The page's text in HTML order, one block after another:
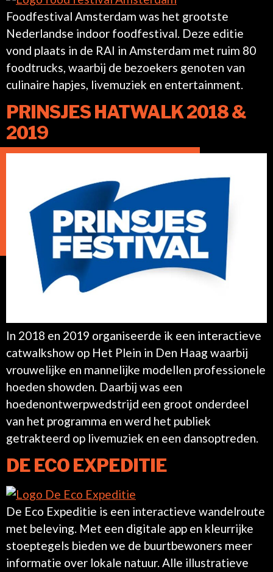
Foodfestival Amsterdam was het grootste
Nederlandse indoor foodfestival. Deze editie
vond plaats in de RAI in Amsterdam met ruim 80
foodtrucks, waarbij de bezoekers genoten van
culinaire hapjes, livemuziek en entertainment.
PRINSJES HATWALK 2018 &
2019
In 2018 en 2019 organiseerde ik een interactieve
catwalkshow op Het Plein in Den Haag waarbij
vrouwelijke en mannelijke modellen professionele
hoeden showden. Daarbij was een
hoedenontwerpwedstrijd een groot onderdeel
van het programma en werd het publiek
getrakteerd op livemuziek en een dansoptreden.
DE ECO EXPEDITIE
De Eco Expeditie is een interactieve wandelroute
met beleving. Met een digitale app en kleurrijke
stoeptegels bieden we de buurtbewoners meer
informatie over lokale natuur. Alle illustratieve